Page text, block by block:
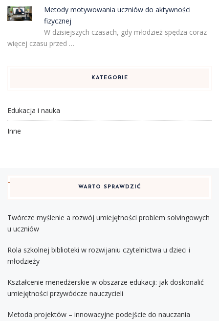
Metody motywowania uczniów do aktywności
fizycznej
W dzisiejszych czasach, gdy młodzież spędza coraz
więcej czasu przed …
KATEGORIE
Edukacja i nauka
Inne
WARTO SPRAWDZIĆ
Twórcze myślenie a rozwój umiejętności problem solvingowych
u uczniów
Rola szkolnej biblioteki w rozwijaniu czytelnictwa u dzieci i
młodzieży
Kształcenie menedżerskie w obszarze edukacji: jak doskonalić
umiejętności przywódcze nauczycieli
Metoda projektów – innowacyjne podejście do nauczania